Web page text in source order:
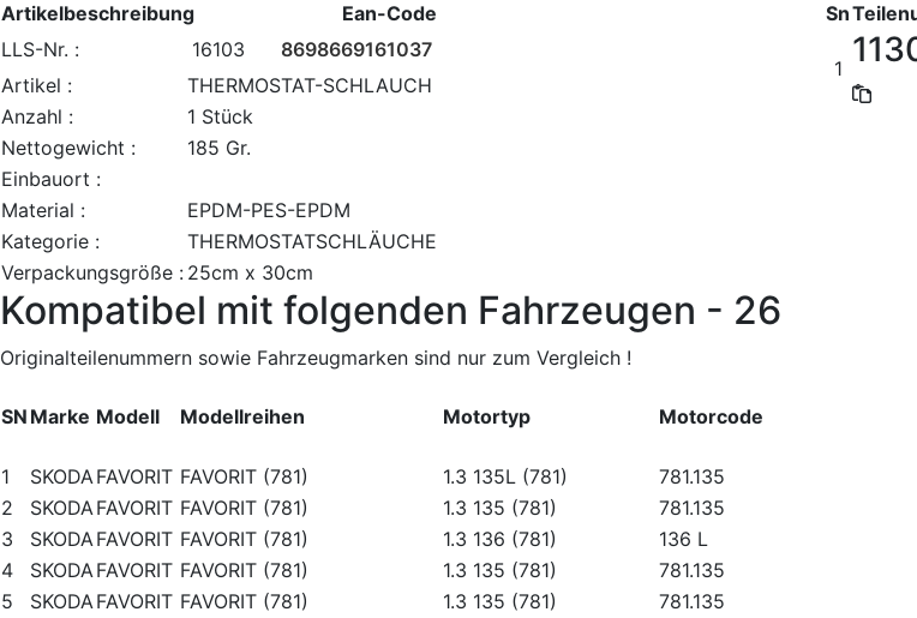
Artikelbeschreibung
Ean-Code
LLS-Nr. :
16103
8698669161037
Artikel :
THERMOSTAT-SCHLAUCH
Anzahl :
1 Stück
Nettogewicht :
185 Gr.
Einbauort :
Material :
EPDM-PES-EPDM
Kategorie :
THERMOSTATSCHLÄUCHE
Verpackungsgröße : 25cm x 30cm
Sn
1
Kompatibel mit folgenden Fahrzeugen - 26
Originalteilenummern sowie Fahrzeugmarken sind nur zum Vergleich !
SN Marke Modell Modellreihen Motortyp Motorcode
1 SKODAFAVORIT FAVORIT (781) 1.3 135L (781) 781.135
2
SKODAFAVORIT FAVORIT (781) 1.3 135 (781) 781.135
3
SKODAFAVORIT FAVORIT (781) 1.3 136 (781) 136 L
4
SKODAFAVORIT FAVORIT (781) 1.3 135 (781) 781.135
5
SKODAFAVORIT FAVORIT (781) 1.3 135 (781) 781.135